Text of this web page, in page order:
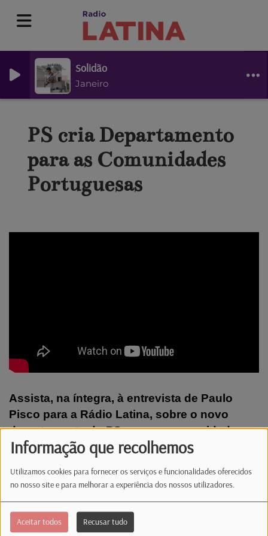
Informação que recolhemos
Utilizamos cookies para fornecer os serviços e funcionalidades oferecidos
no nosso site e para melhorar a experiência dos nossos utilizadores.
Aceitar todos Recusar tudo
Solidão
Janeiro
PS cria Departamento
para as Comunidades
Portuguesas
Assista, na íntegra, à entrevista de Paulo
Pisco para a Rádio Latina, sobre o novo
departamento do PS para as comunidades
portuguesas, do qual assume a direção.
#radiolatina #radiolatinalux #info #ps
#comunidades portuguesas #comunidades
#marquesmendes #presidenciais #informacao